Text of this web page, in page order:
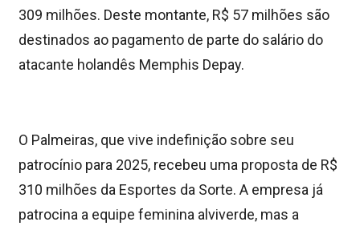
309 milhões. Deste montante, R$ 57 milhões são
destinados ao pagamento de parte do salário do
atacante holandês Memphis Depay.
O Palmeiras, que vive indefinição sobre seu
patrocínio para 2025, recebeu uma proposta de R$
310 milhões da Esportes da Sorte. A empresa já
patrocina a equipe feminina alviverde, mas a